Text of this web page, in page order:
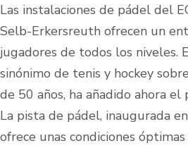
Las instalaciones de pádel del
Selb-Erkersreuth ofrecen un
jugadores de todos los niveles.
sinónimo de tenis y hockey
de 50 años, ha añadido ahora
La pista de pádel, inaugurada
ofrece unas condiciones